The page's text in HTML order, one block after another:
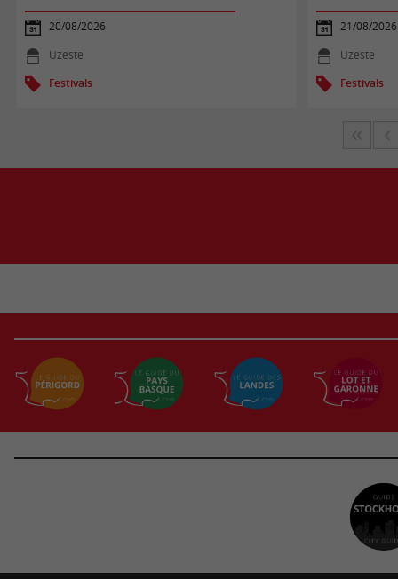
20/08/2026
Uzeste
Festivals
21/08/2026
Uzeste
Festivals